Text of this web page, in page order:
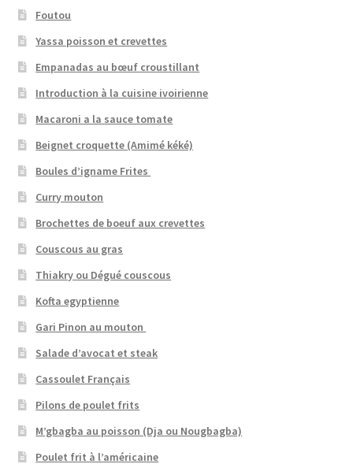
Foutou
Yassa poisson et crevettes
Empanadas au bœuf croustillant
Introduction à la cuisine ivoirienne
Macaroni a la sauce tomate
Beignet croquette (Amimé kéké)
Boules d’igname Frites
Curry mouton
Brochettes de boeuf aux crevettes
Couscous au gras
Thiakry ou Dégué couscous
Kofta egyptienne
Gari Pinon au mouton
Salade d’avocat et steak
Cassoulet Français
Pilons de poulet frits
M’gbagba au poisson (Dja ou Nougbagba)
Poulet frit à l’américaine